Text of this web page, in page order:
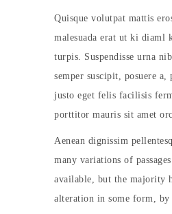
Quisque volutpat mattis
malesuada erat ut ki diaml
turpis. Suspendisse urna
semper suscipit, posuere a,
justo eget felis facilisis
porttitor mauris sit amet
Aenean dignissim
many variations of
available, but the majority
alteration in some form, by